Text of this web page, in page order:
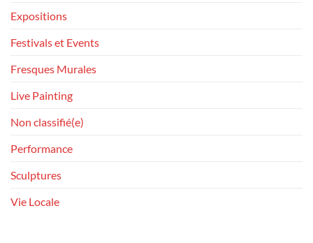
Expositions
Festivals et Events
Fresques Murales
Live Painting
Non classifié(e)
Performance
Sculptures
Vie Locale